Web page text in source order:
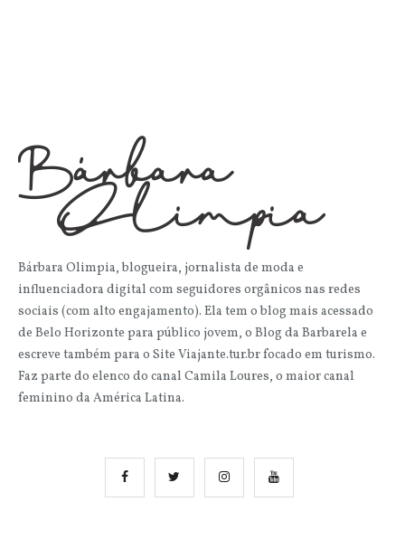
Bárbara Olimpia, blogueira, jornalista de moda e
influenciadora digital com seguidores orgânicos nas redes
sociais (com alto engajamento). Ela tem o blog mais acessado
de Belo Horizonte para público jovem, o Blog da Barbarela e
escreve também para o Site Viajante.tur.br focado em turismo.
Faz parte do elenco do canal Camila Loures, o maior canal
feminino da América Latina.